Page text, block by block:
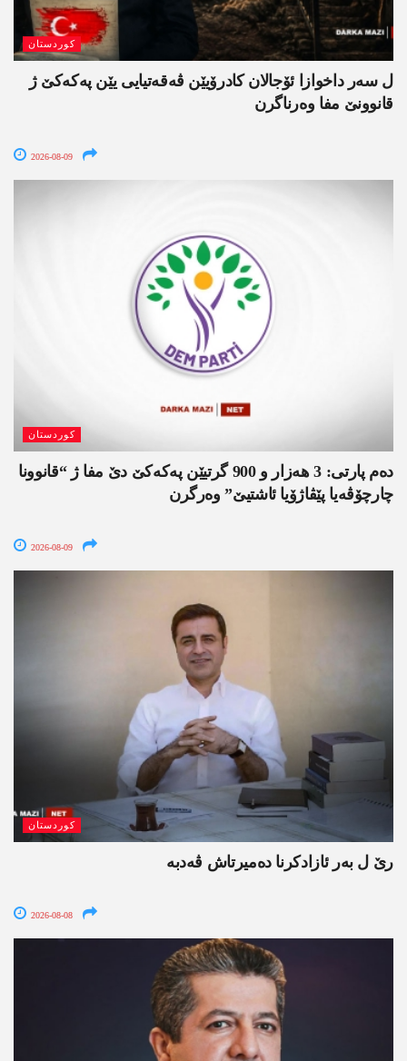
کوردستان
ل سەر داخوازا ئۆجالان کادرۆیێن ڤەقەتیایی یێن پەکەکێ ژ
قانوونێ مفا وەرناگرن
2026-08-09
کوردستان
دەم پارتی: 3 ھەزار و 900 گرتیێن پەکەکێ دێ مفا ژ “قانوونا
چارچۆڤەیا پێڤاژۆیا ئاشتیێ” وەرگرن
2026-08-09
کوردستان
رێ ل بەر ئازادکرنا دەمیرتاش ڤەدبە
2026-08-08